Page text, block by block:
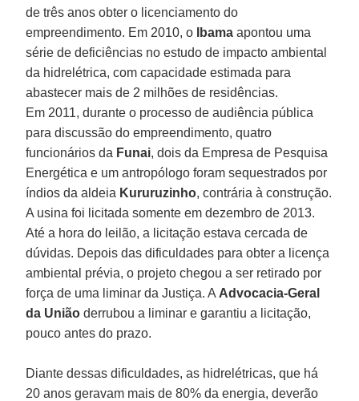
de três anos obter o licenciamento do
empreendimento. Em 2010, o Ibama apontou uma
série de deficiências no estudo de impacto ambiental
da hidrelétrica, com capacidade estimada para
abastecer mais de 2 milhões de residências.
Em 2011, durante o processo de audiência pública
para discussão do empreendimento, quatro
funcionários da Funai, dois da Empresa de Pesquisa
Energética e um antropólogo foram sequestrados por
índios da aldeia Kururuzinho, contrária à construção.
A usina foi licitada somente em dezembro de 2013.
Até a hora do leilão, a licitação estava cercada de
dúvidas. Depois das dificuldades para obter a licença
ambiental prévia, o projeto chegou a ser retirado por
força de uma liminar da Justiça. A Advocacia-Geral
da União derrubou a liminar e garantiu a licitação,
pouco antes do prazo.
Diante dessas dificuldades, as hidrelétricas, que há
20 anos geravam mais de 80% da energia, deverão